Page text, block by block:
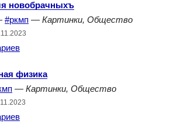
новобрачныхъ
#ркмп — Картинки, Общество
физика
— Картинки, Общество